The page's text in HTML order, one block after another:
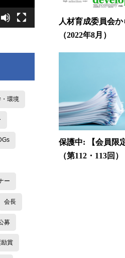
人材育成委員会
（2022年8月）
保護中: 【会員限
（第112・113回）
環境
ー
会長
募
励賞